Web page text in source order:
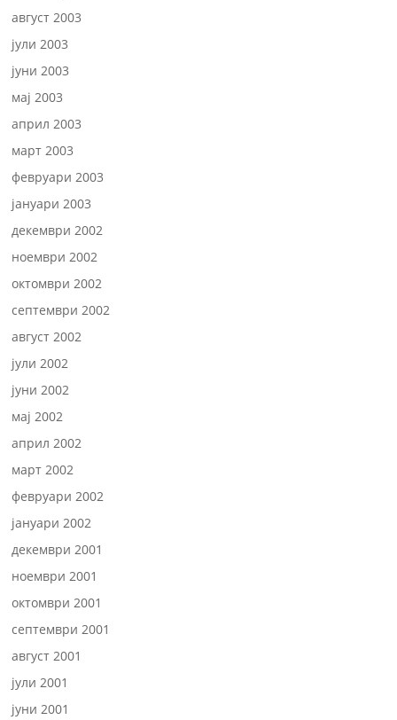
август 2003
јули 2003
јуни 2003
мај 2003
април 2003
март 2003
февруари 2003
јануари 2003
декември 2002
ноември 2002
октомври 2002
септември 2002
август 2002
јули 2002
јуни 2002
мај 2002
април 2002
март 2002
февруари 2002
јануари 2002
декември 2001
ноември 2001
октомври 2001
септември 2001
август 2001
јули 2001
јуни 2001